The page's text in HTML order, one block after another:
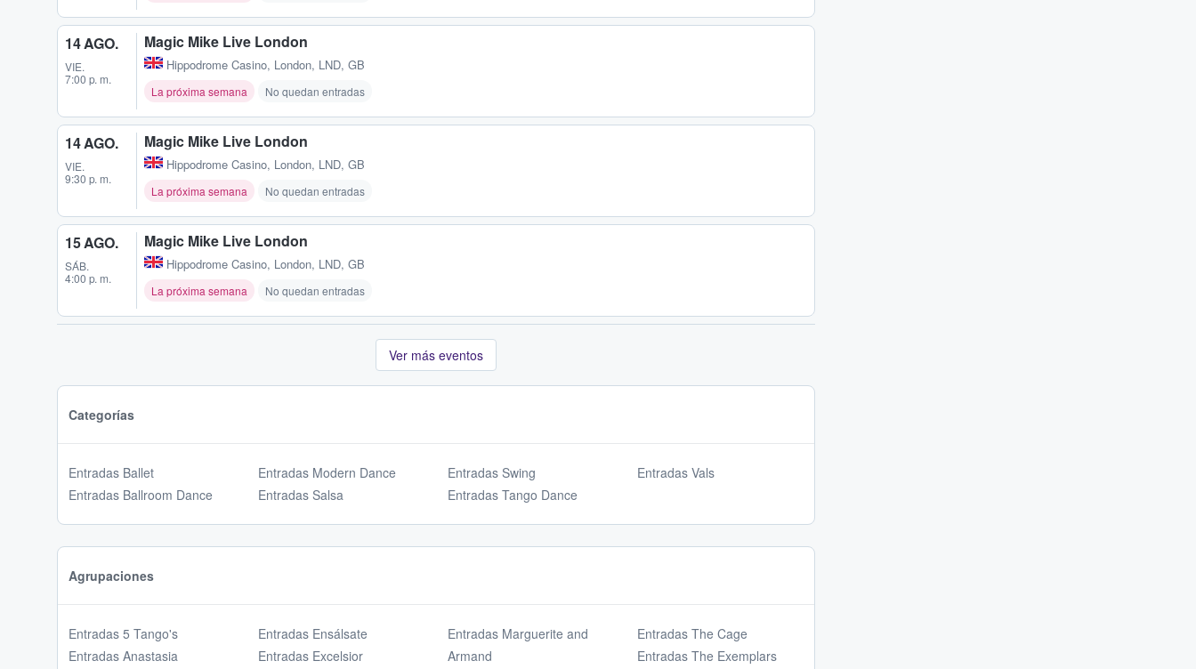
14 AGO.
VIE.
7:00 p. m.
Magic Mike Live London
Hippodrome Casino, London, LND, GB
La próxima semana No quedan entradas
14 AGO.
VIE.
9:30 p. m.
Magic Mike Live London
Hippodrome Casino, London, LND, GB
La próxima semana No quedan entradas
15 AGO.
SÁB.
4:00 p. m.
Magic Mike Live London
Hippodrome Casino, London, LND, GB
La próxima semana No quedan entradas
Ver más eventos
Categorías
Entradas Ballet
Entradas Ballroom Dance
Entradas Modern Dance
Entradas Salsa
Entradas Swing
Entradas Tango Dance
Entradas Vals
Agrupaciones
Entradas 5 Tango's
Entradas Anastasia
Entradas Ensálsate
Entradas Excelsior
Entradas Marguerite and
Armand
Entradas The Cage
Entradas The Exemplars